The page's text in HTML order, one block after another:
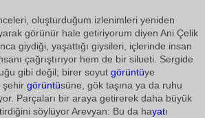
oluşturduğum izlenimleri yeniden
görünür hale getiriyorum diyen Ani Çelik
giydiği, yaşattığı giysileri, içlerinde insan
çağrıştırıyor hem de bir silueti. Sergide
gibi değil; birer soyut görüntüye
şehir görüntüsüne, gök taşına ya da ruhu
Parçaları bir araya getirerek daha büyük
söylüyor Arevyan: Bu da hayatı